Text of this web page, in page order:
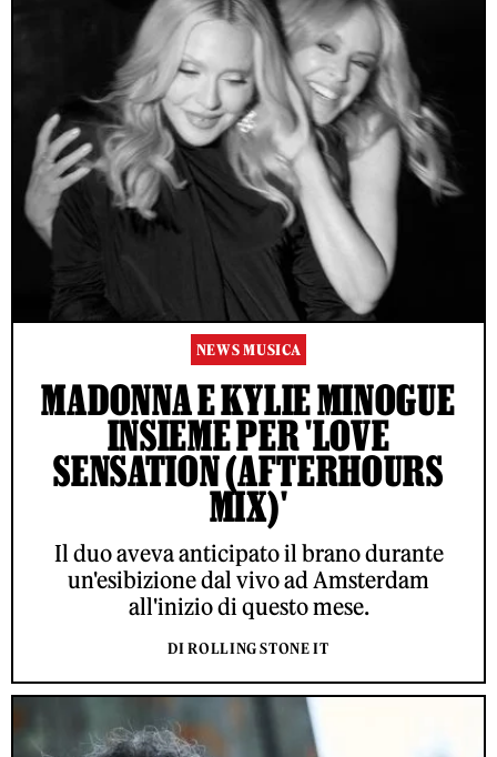
NEWS MUSICA
MADONNA E KYLIE MINOGUE
INSIEME PER 'LOVE
SENSATION (AFTERHOURS
MIX)'
Il duo aveva anticipato il brano durante
un'esibizione dal vivo ad Amsterdam
all'inizio di questo mese.
DI ROLLING STONE IT